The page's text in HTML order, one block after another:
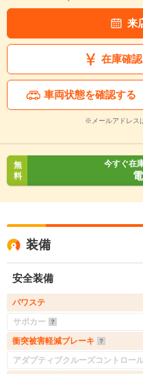
来
在庫確
車両状態を確認する
※メールアドレス
無
料
今すぐ在
装備
安全装備
パワステ
サポカー
衝突被害軽減ブレーキ
アダプティブクルーズコントロー